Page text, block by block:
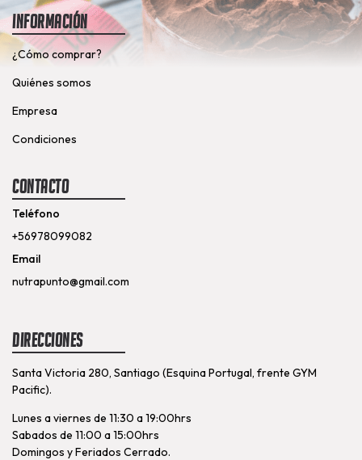
Información
¿Cómo comprar?
Quiénes somos
Empresa
Condiciones
Contacto
Teléfono
+56978099082
Email
nutrapunto@gmail.com
Direcciones
Santa Victoria 280, Santiago (Esquina Portugal, frente GYM
Pacific).
Lunes a viernes de 11:30 a 19:00hrs
Sabados de 11:00 a 15:00hrs
Domingos y Feriados Cerrado.